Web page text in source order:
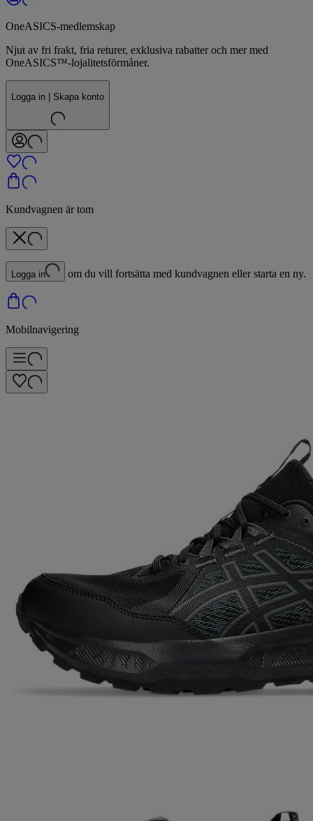
OneASICS-medlemskap
Njut av fri frakt, fria returer, exklusiva rabatter och mer med
OneASICS™-lojalitetsförmåner.
Logga in | Skapa konto
Kundvagnen är tom
Logga in om du vill fortsätta med kundvagnen eller starta en ny.
Mobilnavigering